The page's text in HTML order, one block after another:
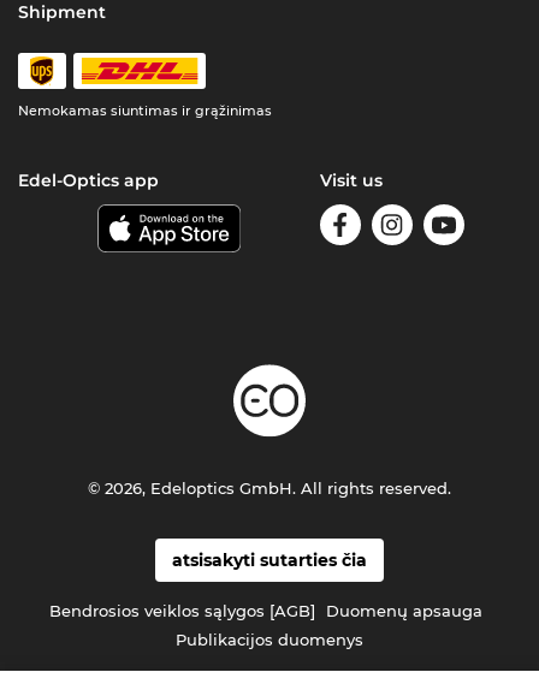
Shipment
Nemokamas siuntimas ir grąžinimas
Edel-Optics app Visit us
atsisakyti sutarties čia
Bendrosios veiklos sąlygos [AGB]
Duomenų apsauga
Publikacijos duomenys
© 2026, Edeloptics GmbH. All rights reserved.